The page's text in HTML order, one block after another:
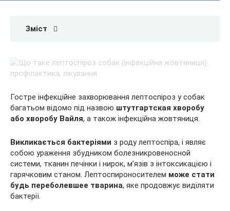
Зміст
Гостре інфекційне захворювання лептоспіроз у собак
багатьом відомо під назвою штутгартская хворобу
або хворобу Вайля, а також інфекційна жовтяниця.
Викликається бактеріями з роду лептоспіра, і являє
собою ураження збудником болезникровеносной
системи, тканин печінки і нирок, м’язів з інтоксикацією і
гарячковим станом. Лептоспироносителем може стати
будь переболевшее тварина, яке продовжує виділяти
бактерії.